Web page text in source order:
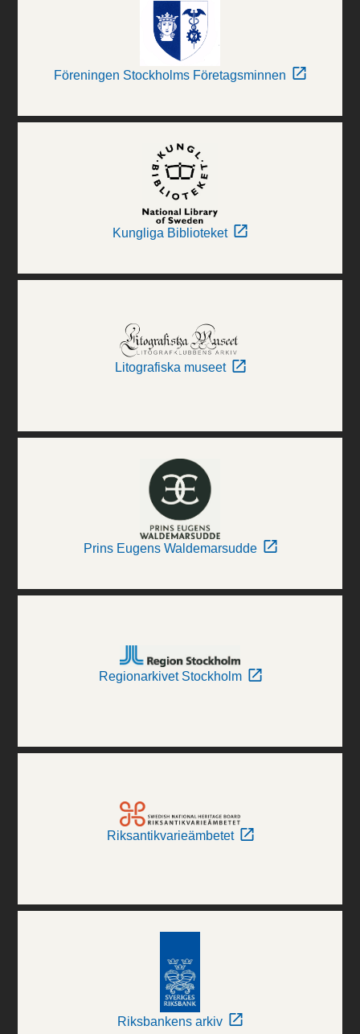
Föreningen Stockholms Företagsminnen
Kungliga Biblioteket
Litografiska museet
Prins Eugens Waldemarsudde
Regionarkivet Stockholm
Riksantikvarieämbetet
Riksbankens arkiv